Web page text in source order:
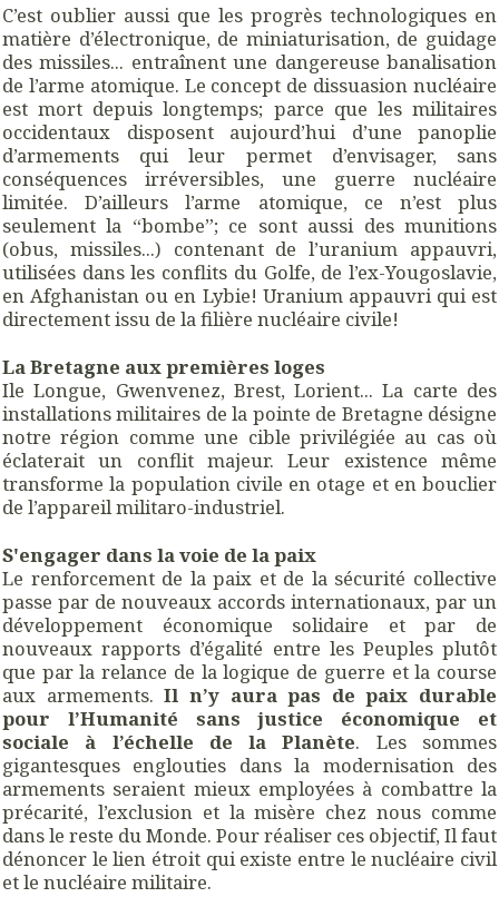
C’est oublier aussi que les progrès technologiques en
matière d’électronique, de miniaturisation, de guidage
des missiles... entraînent une dangereuse banalisation
de l’arme atomique. Le concept de dissuasion nucléaire
est mort depuis longtemps; parce que les militaires
occidentaux disposent aujourd’hui d’une panoplie
d’armements qui leur permet d’envisager, sans
conséquences irréversibles, une guerre nucléaire
limitée. D’ailleurs l’arme atomique, ce n’est plus
seulement la “bombe”; ce sont aussi des munitions
(obus, missiles...) contenant de l’uranium appauvri,
utilisées dans les conflits du Golfe, de l’ex-Yougoslavie,
en Afghanistan ou en Lybie! Uranium appauvri qui est
directement issu de la filière nucléaire civile!
La Bretagne aux premières loges
Ile Longue, Gwenvenez, Brest, Lorient... La carte des
installations militaires de la pointe de Bretagne désigne
notre région comme une cible privilégiée au cas où
éclaterait un conflit majeur. Leur existence même
transforme la population civile en otage et en bouclier
de l’appareil militaro-industriel.
S'engager dans la voie de la paix
Le renforcement de la paix et de la sécurité collective
passe par de nouveaux accords internationaux, par un
développement économique solidaire et par de
nouveaux rapports d’égalité entre les Peuples plutôt
que par la relance de la logique de guerre et la course
aux armements.Il n’y aura pas de paix durable
pour l’Humanité sans justice économique et
sociale à l’échelle de la Planète. Les sommes
gigantesques englouties dans la modernisation des
armements seraient mieux employées à combattre la
précarité, l’exclusion et la misère chez nous comme
dans le reste du Monde. Pour réaliser ces objectif, Il faut
dénoncer le lien étroit qui existe entre le nucléaire civil
et le nucléaire militaire.